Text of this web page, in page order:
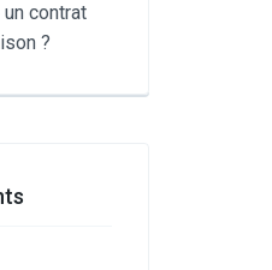
contrat
?